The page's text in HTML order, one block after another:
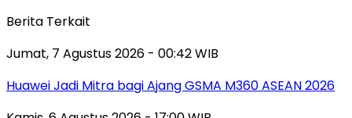
Berita Terkait
Jumat, 7 Agustus 2026 - 00:42 WIB
Huawei Jadi Mitra bagi Ajang GSMA M360 ASEAN 2026